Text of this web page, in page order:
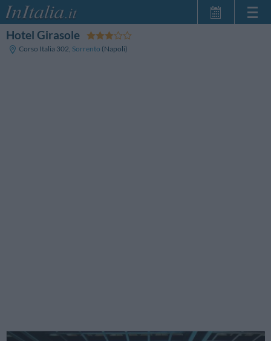
Hotel Girasole
Corso Italia 302, Sorrento (Napoli)